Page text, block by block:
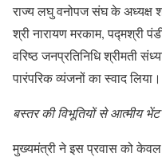
राज्य लघु वनोपज संघ के अध्यक्ष
श्री नारायण मरकाम, पद्मश्री
वरिष्ठ जनप्रतिनिधि श्रीमती
पारंपरिक व्यंजनों का स्वाद लिया।
बस्तर की विभूतियों से आत्मीय भेंट
मुख्यमंत्री ने इस प्रवास को